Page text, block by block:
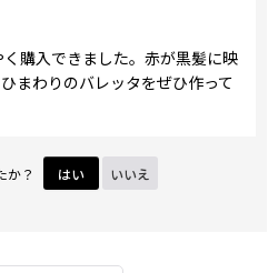
購入できました。赤が黒髪に映
まわりのバレッタをぜひ作って
か？ はい いいえ